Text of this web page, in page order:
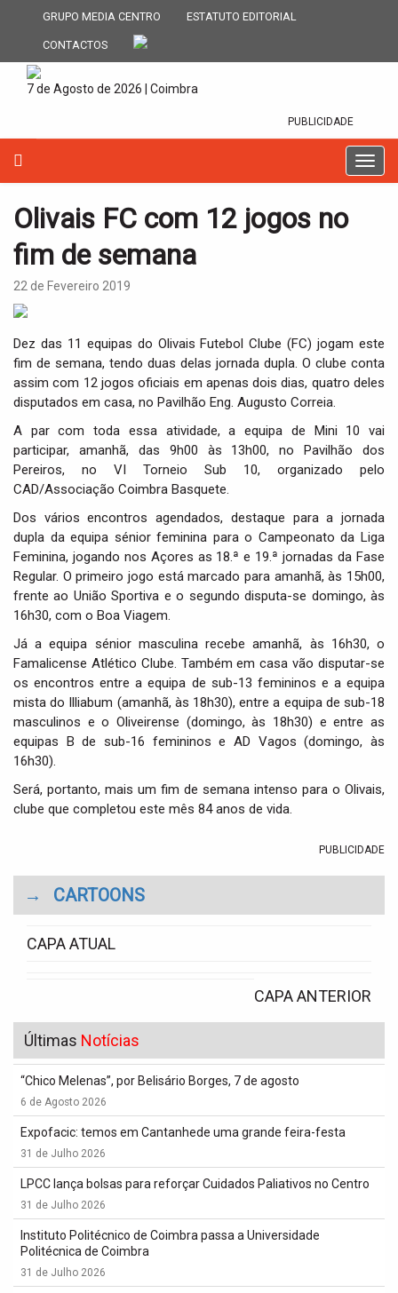
GRUPO MEDIA CENTRO ESTATUTO EDITORIAL
CONTACTOS
7 de Agosto de 2026 | Coimbra
PUBLICIDADE
T
o
g
a
t
n
Olivais FC com 12 jogos no
fim de semana
22 de Fevereiro 2019
Dez das 11 equipas do Olivais Futebol Clube (FC) jogam este
fim de semana, tendo duas delas jornada dupla. O clube conta
assim com 12 jogos oficiais em apenas dois dias, quatro deles
disputados em casa, no Pavilhão Eng. Augusto Correia.
A par com toda essa atividade, a equipa de Mini 10 vai
participar, amanhã, das 9h00 às 13h00, no Pavilhão dos
Pereiros, no VI Torneio Sub 10, organizado pelo
CAD/Associação Coimbra Basquete.
Dos vários encontros agendados, destaque para a jornada
dupla da equipa sénior feminina para o Campeonato da Liga
Feminina, jogando nos Açores as 18.ª e 19.ª jornadas da Fase
Regular. O primeiro jogo está marcado para amanhã, às 15h00,
frente ao União Sportiva e o segundo disputa-se domingo, às
16h30, com o Boa Viagem.
Já a equipa sénior masculina recebe amanhã, às 16h30, o
Famalicense Atlético Clube. Também em casa vão disputar-se
os encontros entre a equipa de sub-13 femininos e a equipa
mista do Illiabum (amanhã, às 18h30), entre a equipa de sub-18
masculinos e o Oliveirense (domingo, às 18h30) e entre as
equipas B de sub-16 femininos e AD Vagos (domingo, às
16h30).
Será, portanto, mais um fim de semana intenso para o Olivais,
clube que completou este mês 84 anos de vida.
PUBLICIDADE
→ CARTOONS
CAPA ATUAL
CAPA ANTERIOR
Últimas Notícias
“Chico Melenas”, por Belisário Borges, 7 de agosto
6 de Agosto 2026
Expofacic: temos em Cantanhede uma grande feira-festa
31 de Julho 2026
LPCC lança bolsas para reforçar Cuidados Paliativos no Centro
31 de Julho 2026
Instituto Politécnico de Coimbra passa a Universidade
Politécnica de Coimbra
31 de Julho 2026